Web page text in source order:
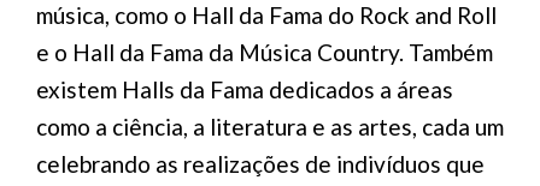
música, como o Hall da Fama do Rock and Roll
e o Hall da Fama da Música Country. Também
existem Halls da Fama dedicados a áreas
como a ciência, a literatura e as artes, cada um
celebrando as realizações de indivíduos que